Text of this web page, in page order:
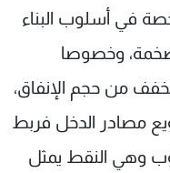
في أسلوب البناء
وخصوصا
تخفف من حجم الإنفاق،
مصادر الدخل فربط
وهي النقط يمثل